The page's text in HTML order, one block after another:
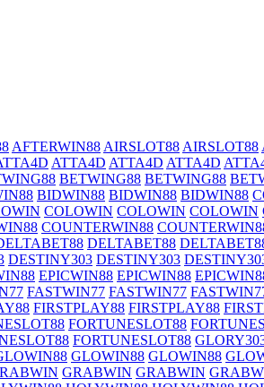
AFTERWIN88AIRSLOT88AIRSLOT88
ATTA4D ATTA4D ATTA4D
BETWING88 BETWING88
BIDWIN88 BIDWIN88 BIDWIN88
COLOWIN COLOWIN COLOWIN
COUNTERWIN88
DELTABET88
DESTINY303 DESTINY303
EPICWIN88 EPICWIN88
FASTWIN77 FASTWIN77
FIRSTPLAY88 FIRSTPLAY88
FORTUNESLOT88
FORTUNESLOT88
GLOWIN88 GLOWIN88
GRABWIN GRABWIN